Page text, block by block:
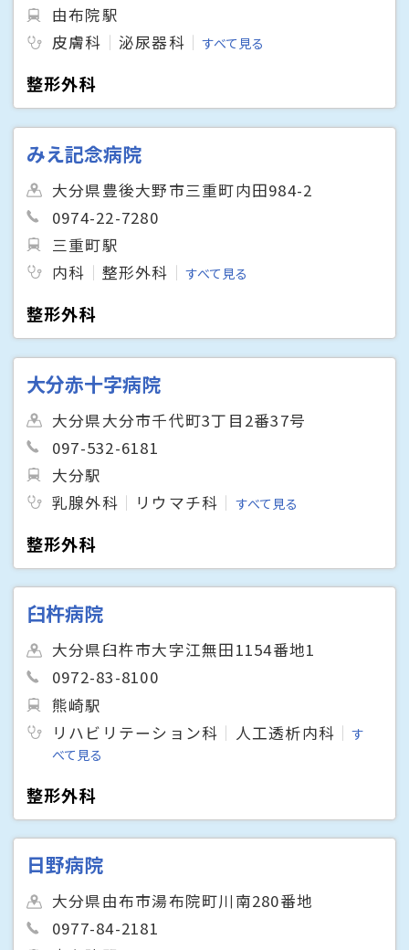
由布院駅
皮膚科
泌尿器科 すべて見る
整形外科
みえ記念病院
大分県豊後大野市三重町内田984-2
0974-22-7280
三重町駅
内科
整形外科 すべて見る
整形外科
大分赤十字病院
大分県大分市千代町3丁目2番37号
097-532-6181
大分駅
乳腺外科
リウマチ科 すべて見る
整形外科
臼杵病院
大分県臼杵市大字江無田1154番地1
0972-83-8100
熊崎駅
リハビリテーション科
人工透析内科
す
べて見る
整形外科
日野病院
大分県由布市湯布院町川南280番地
0977-84-2181